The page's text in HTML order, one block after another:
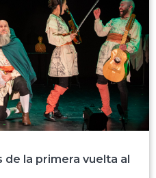
de la primera vuelta al